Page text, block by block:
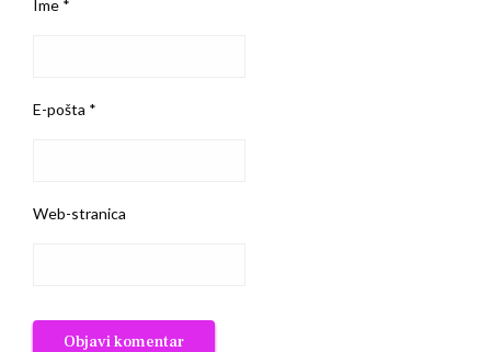
Ime *
E-pošta *
Web-stranica